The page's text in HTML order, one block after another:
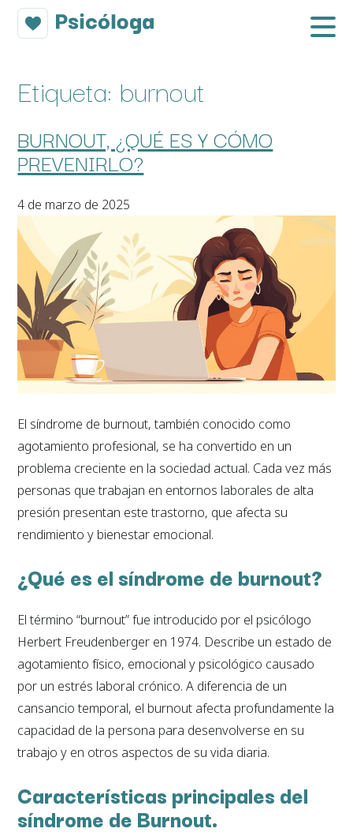
Etiqueta: burnout
BURNOUT, ¿QUÉ ES Y CÓMO
PREVENIRLO?
4 de marzo de 2025
El síndrome de burnout, también conocido como
agotamiento profesional, se ha convertido en un
problema creciente en la sociedad actual. Cada vez más
personas que trabajan en entornos laborales de alta
presión presentan este trastorno, que afecta su
rendimiento y bienestar emocional.
¿Qué es el síndrome de burnout?
El término “burnout” fue introducido por el psicólogo
Herbert Freudenberger en 1974. Describe un estado de
agotamiento físico, emocional y psicológico causado
por un estrés laboral crónico. A diferencia de un
cansancio temporal, el burnout afecta profundamente la
capacidad de la persona para desenvolverse en su
trabajo y en otros aspectos de su vida diaria.
Características principales del
síndrome de Burnout.